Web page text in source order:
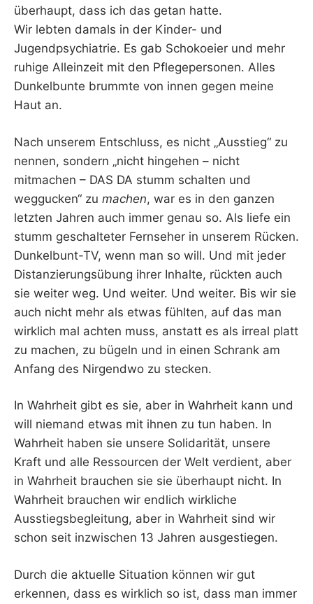
überhaupt, dass ich das getan hatte.
Wir lebten damals in der Kinder- und
Jugendpsychiatrie. Es gab Schokoeier und mehr
ruhige Alleinzeit mit den Pflegepersonen. Alles
Dunkelbunte brummte von innen gegen meine
Haut an.
Nach unserem Entschluss, es nicht „Ausstieg“ zu
nennen, sondern „nicht hingehen – nicht
mitmachen – DAS DA stumm schalten und
weggucken“ zu machen, war es in den ganzen
letzten Jahren auch immer genau so. Als liefe ein
stumm geschalteter Fernseher in unserem Rücken.
Dunkelbunt-TV, wenn man so will. Und mit jeder
Distanzierungsübung ihrer Inhalte, rückten auch
sie weiter weg. Und weiter. Und weiter. Bis wir sie
auch nicht mehr als etwas fühlten, auf das man
wirklich mal achten muss, anstatt es als irreal platt
zu machen, zu bügeln und in einen Schrank am
Anfang des Nirgendwo zu stecken.
In Wahrheit gibt es sie, aber in Wahrheit kann und
will niemand etwas mit ihnen zu tun haben. In
Wahrheit haben sie unsere Solidarität, unsere
Kraft und alle Ressourcen der Welt verdient, aber
in Wahrheit brauchen sie sie überhaupt nicht. In
Wahrheit brauchen wir endlich wirkliche
Ausstiegsbegleitung, aber in Wahrheit sind wir
schon seit inzwischen 13 Jahren ausgestiegen.
Durch die aktuelle Situation können wir gut
erkennen, dass es wirklich so ist, dass man immer